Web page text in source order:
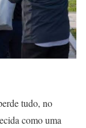
tudo, no
como uma